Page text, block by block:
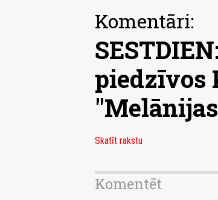
Komentāri:
piedzīvos
Skatīt rakstu
Komentēt